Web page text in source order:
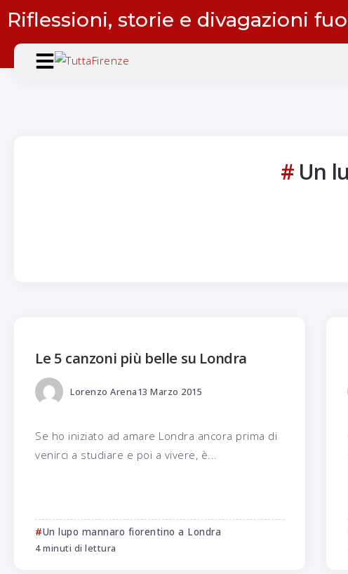
Riflessioni, storie e divagazioni
Un
Le 5 canzoni più belle su Londra
Lorenzo Arena13 Marzo 2015
Se ho iniziato ad amare Londra ancora prima di
venirci a studiare e poi a vivere, è...
Un lupo mannaro fiorentino a Londra
4 minuti di lettura